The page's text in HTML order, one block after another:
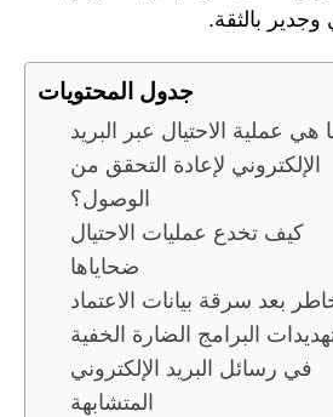
بالثقة.
جدول المحتويات
هي عملية الاحتيال عبر البريد
الإلكتروني لإعادة التحقق من
الوصول؟
كيف تخدع عمليات الاحتيال
ضحاياها
بعد سرقة بيانات الاعتماد
البرامج الضارة الخفية
في رسائل البريد الإلكتروني
المتشابهة